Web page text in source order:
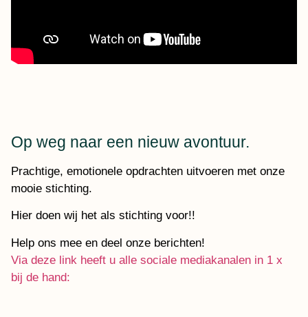
Op weg naar een nieuw avontuur.
Prachtige, emotionele opdrachten uitvoeren met onze
mooie stichting.
Hier doen wij het als stichting voor!!
Help ons mee en deel onze berichten!
Via deze link heeft u alle sociale mediakanalen in 1 x
bij de hand: